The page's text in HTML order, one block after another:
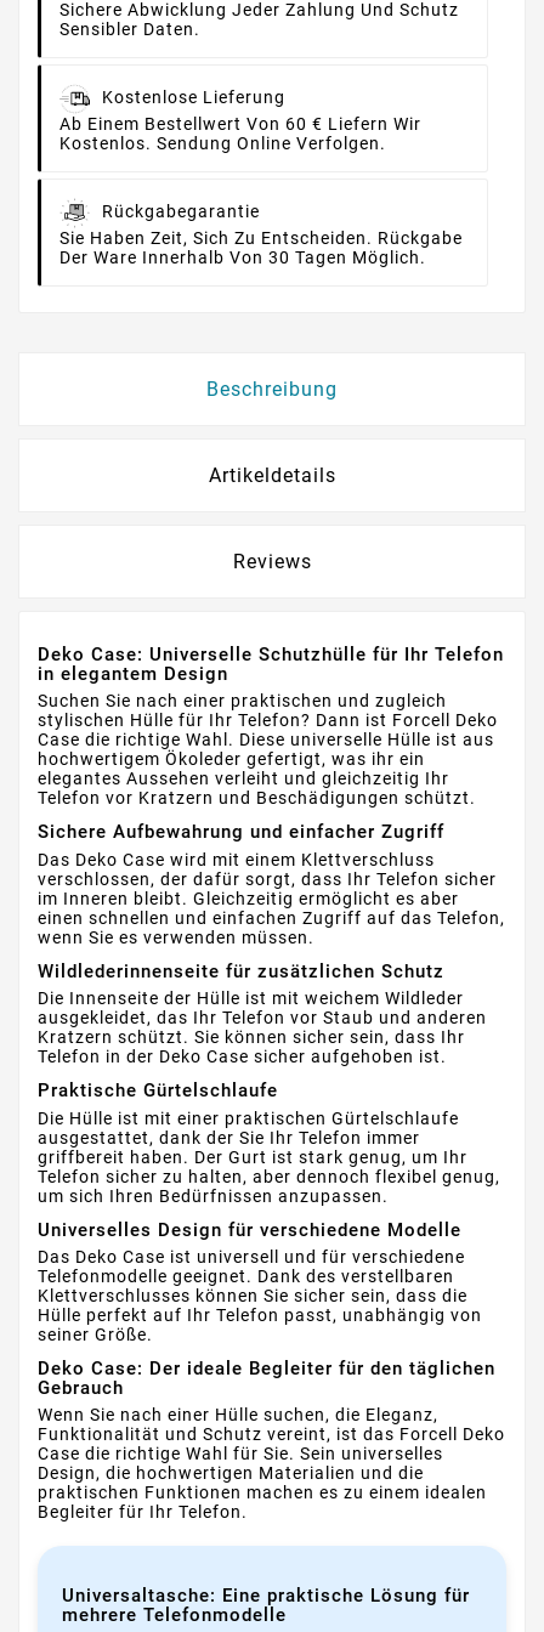
Sichere Abwicklung Jeder Zahlung Und Schutz
Sensibler Daten.
Kostenlose Lieferung
Ab Einem Bestellwert Von 60 € Liefern Wir
Kostenlos. Sendung Online Verfolgen.
Rückgabegarantie
Sie Haben Zeit, Sich Zu Entscheiden. Rückgabe
Der Ware Innerhalb Von 30 Tagen Möglich.
Beschreibung
Artikeldetails
Reviews
Deko Case: Universelle Schutzhülle für Ihr Telefon
in elegantem Design
Suchen Sie nach einer praktischen und zugleich
stylischen Hülle für Ihr Telefon? Dann ist Forcell Deko
Case die richtige Wahl. Diese universelle Hülle ist aus
hochwertigem Ökoleder gefertigt, was ihr ein
elegantes Aussehen verleiht und gleichzeitig Ihr
Telefon vor Kratzern und Beschädigungen schützt.
Sichere Aufbewahrung und einfacher Zugriff
Das Deko Case wird mit einem Klettverschluss
verschlossen, der dafür sorgt, dass Ihr Telefon sicher
im Inneren bleibt. Gleichzeitig ermöglicht es aber
einen schnellen und einfachen Zugriff auf das Telefon,
wenn Sie es verwenden müssen.
Wildlederinnenseite für zusätzlichen Schutz
Die Innenseite der Hülle ist mit weichem Wildleder
ausgekleidet, das Ihr Telefon vor Staub und anderen
Kratzern schützt. Sie können sicher sein, dass Ihr
Telefon in der Deko Case sicher aufgehoben ist.
Praktische Gürtelschlaufe
Die Hülle ist mit einer praktischen Gürtelschlaufe
ausgestattet, dank der Sie Ihr Telefon immer
griffbereit haben. Der Gurt ist stark genug, um Ihr
Telefon sicher zu halten, aber dennoch flexibel genug,
um sich Ihren Bedürfnissen anzupassen.
Universelles Design für verschiedene Modelle
Das Deko Case ist universell und für verschiedene
Telefonmodelle geeignet. Dank des verstellbaren
Klettverschlusses können Sie sicher sein, dass die
Hülle perfekt auf Ihr Telefon passt, unabhängig von
seiner Größe.
Deko Case: Der ideale Begleiter für den täglichen
Gebrauch
Wenn Sie nach einer Hülle suchen, die Eleganz,
Funktionalität und Schutz vereint, ist das Forcell Deko
Case die richtige Wahl für Sie. Sein universelles
Design, die hochwertigen Materialien und die
praktischen Funktionen machen es zu einem idealen
Begleiter für Ihr Telefon.
Universaltasche: Eine praktische Lösung für
mehrere Telefonmodelle